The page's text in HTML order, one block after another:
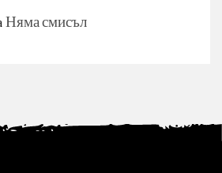
Няма смисъл